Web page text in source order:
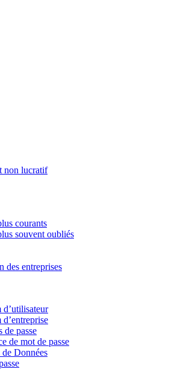
non lucratif
courants
souvent oubliés
des entreprises
d’utilisateur
de passe
de mot de passe
Données